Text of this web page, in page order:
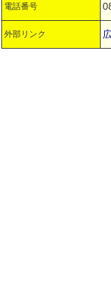
電話番号
外部リンク